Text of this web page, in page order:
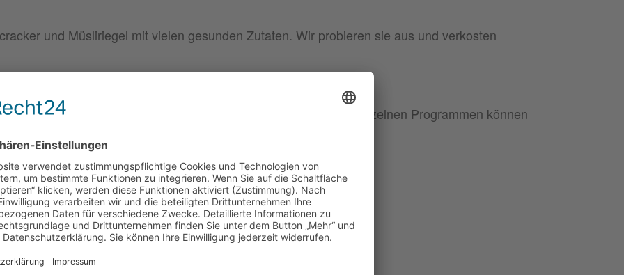
und Müsliriegel mit vielen gesunden Zutaten. Wir probieren sie aus und verkosten
aber nur begrenzte Plätze zur Verfügung! Bei Fragen zu den einzelnen Programmen können
-1436
Veranstalter
Bezirk Oberfranken, Lernwerkstatt